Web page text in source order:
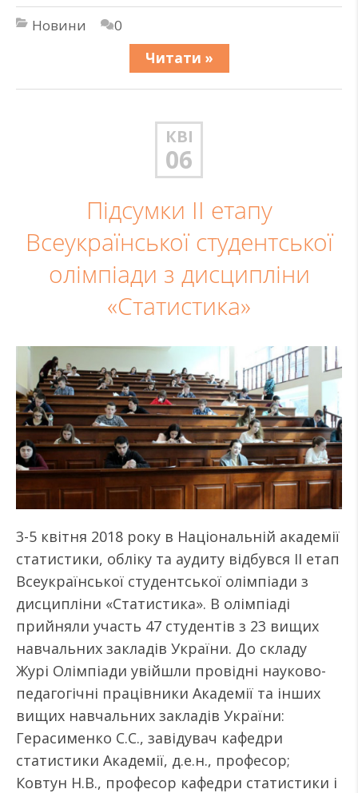
Новини
0
Читати »
КВІ
06
Підсумки ІІ етапу
Всеукраїнської студентської
олімпіади з дисципліни
«Статистика»
3-5 квітня 2018 року в Національній академії
статистики, обліку та аудиту відбувся ІІ етап
Всеукраїнської студентської олімпіади з
дисципліни «Статистика». В олімпіаді
прийняли участь 47 студентів з 23 вищих
навчальних закладів України. До складу
Журі Олімпіади увійшли провідні науково-
педагогічні працівники Академії та інших
вищих навчальних закладів України:
Герасименко С.С., завідувач кафедри
статистики Академії, д.е.н., професор;
Ковтун Н.В., професор кафедри статистики і